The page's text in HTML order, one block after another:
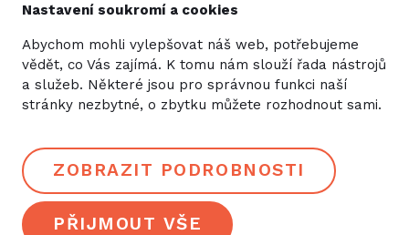
ODESLAT
Chráněno služboureCAPTCHA Ochrana soukromí and
podmínky.© 2026 BD
Nastavení soukromí a cookies
Abychom mohli vylepšovat náš web, potřebujeme
vědět, co Vás zajímá. K tomu nám slouží řada nástrojů
a služeb. Některé jsou pro správnou funkci naší
stránky nezbytné, o zbytku můžete rozhodnout sami.
ZOBRAZIT PODROBNOSTI
PŘIJMOUT VŠE